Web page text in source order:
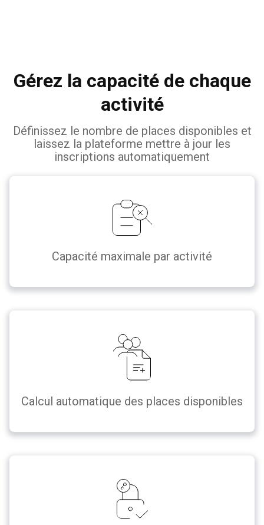
Gérez la capacité de chaque
activité
Définissez le nombre de places disponibles et
laissez la plateforme mettre à jour les
inscriptions automatiquement
Capacité maximale par activité
Calcul automatique des places disponibles